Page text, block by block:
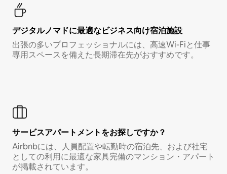
デジタルノマド⁠に最⁠適⁠なビ⁠ジ⁠ネ⁠ス⁠向⁠け宿⁠泊⁠施⁠設
出張の多いプロフェッショナルには、高速Wi-Fiと仕事
専用スペースを備えた長期滞在先がおすすめです。
サービスアパートメントをお探しですか？
Airbnbには、人員配置や転勤時の宿泊先、および社宅
としての利用に最適な家具完備のマンション・アパート
が掲載されています。